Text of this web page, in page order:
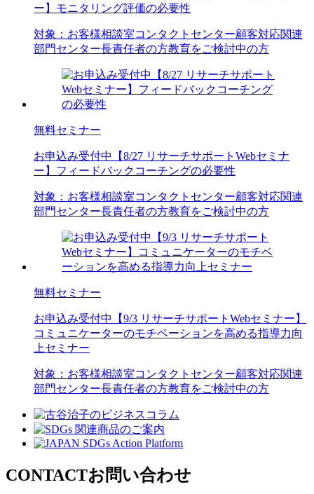
ー】モニタリング評価の必要性
対象： お客様相談室コンタクトセンター顧客対応関連
部門センター長責任者の方教育をご検討中の方
無料セミナー
お申込み受付中
【8/27 リサーチサポートWebセミナ
ー】フィードバックコーチングの必要性
対象： お客様相談室コンタクトセンター顧客対応関連
部門センター長責任者の方教育をご検討中の方
無料セミナー
お申込み受付中
【9/3 リサーチサポートWebセミナー】
コミュニケーターのモチベーションを高める指導力向
上セミナー
対象： お客様相談室コンタクトセンター顧客対応関連
部門センター長責任者の方教育をご検討中の方
CONTACTお問い合わせ